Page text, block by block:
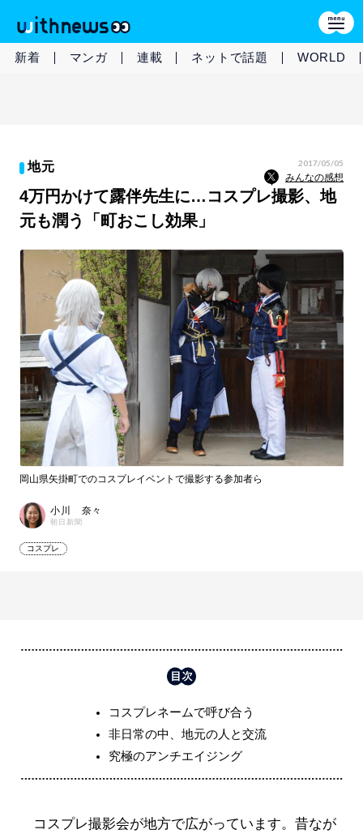
新着 マンガ 連載 ネットで話題 WORLD
地元 2017/05/05
みんなの感想
4万円かけて露伴先生に…コスプレ撮影、地
元も潤う「町おこし効果」
岡山県矢掛町でのコスプレイベントで撮影する参加者ら
小川 奈々
朝日新聞
コスプレ
コスプレネームで呼び合う
非日常の中、地元の人と交流
究極のアンチエイジング
コスプレ撮影会が地方で広がっています。昔なが